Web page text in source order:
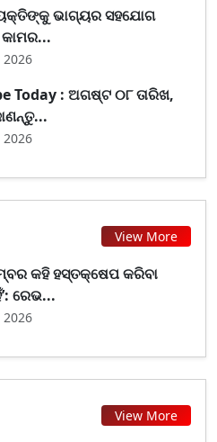
ଭାଗ୍ୟର ସହଯୋଗ
Today : ଅଗଷ୍ଟ ୦୮ ତାରିଖ,
View More
କହି ହସ୍ତକ୍ଷେପ କରିବା
ରେଭ...
View More